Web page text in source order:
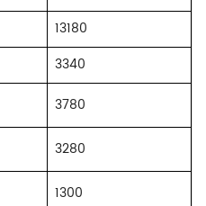
13180
3340
3780
3280
1300